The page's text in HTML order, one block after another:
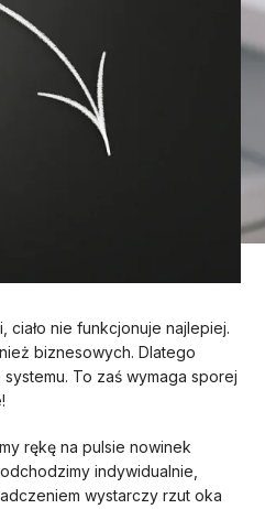
nie funkcjonuje najlepiej.
biznesowych. Dlatego
To zaś wymaga sporej
rękę na pulsie nowinek
indywidualnie,
wystarczy rzut oka